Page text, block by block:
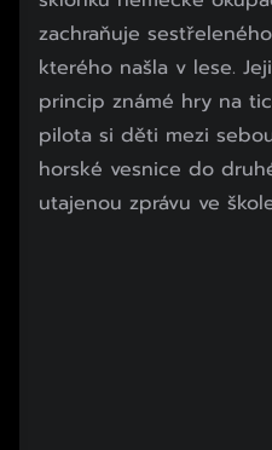
zachraňuje
kterého našla v lese.
princip známé hry na
pilota si děti mezi
horské vesnice do
utajenou zprávu ve